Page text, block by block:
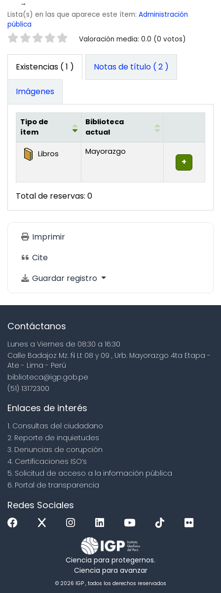
Lista(s) en las que aparece este ítem: Administración
pública
Valoración Valoración media: 0.0 (0 votos)
Existencias ( 1 ) Notas de título ( 2 )
Imágenes
Existencias
Tipo de
ítem
Biblioteca
actual
Libros Mayorazgo
Total de reservas: 0
Imprimir
Cite
Guardar registro
Contáctanos
Lunes a Viernes de 08:30 a 16:30
Calle Badajoz Mz. Ñ Lt 08 y 09 , Urb. Mayorazgo 4ta Etapa -
Ate - Lima - Perú
biblioteca@igp.gob.pe
(51) 13172300
Enlaces de interés
1. Consultas del ciudadano
2. Reporte de inquietudes
3. Denuncias de corupción
4. Certificaciones ISO’s
5. Solicitud de acceso a la infomación pública
6. Portal de transparencia
Redes Sociales
Ciencia para protegernos.
Ciencia para avanzar
© 2026 IGP , todos los derechos reservados